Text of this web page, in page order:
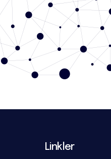
Linkler